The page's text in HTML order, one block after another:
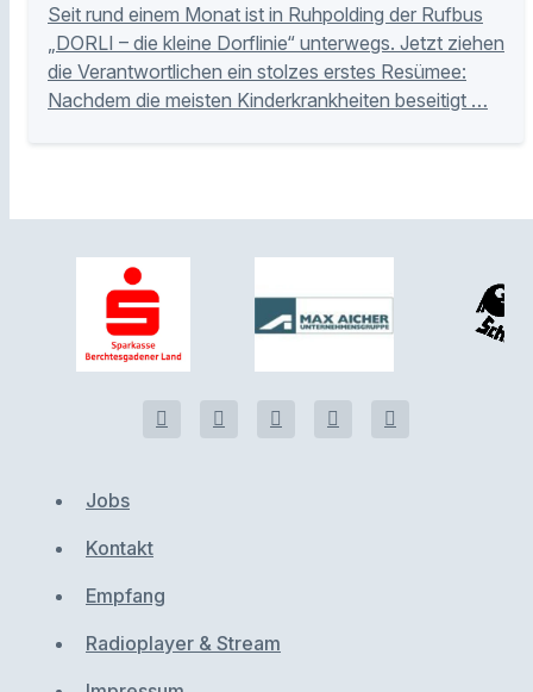
Seit rund einem Monat ist in Ruhpolding der Rufbus
„DORLI – die kleine Dorflinie“ unterwegs. Jetzt ziehen
die Verantwortlichen ein stolzes erstes Resümee:
Nachdem die meisten Kinderkrankheiten beseitigt …
Jobs
Kontakt
Empfang
Radioplayer & Stream